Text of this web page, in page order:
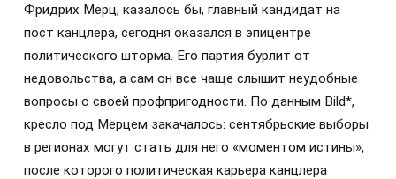
Фридрих Мерц, казалось бы, главный кандидат на
пост канцлера, сегодня оказался в эпицентре
политического шторма. Его партия бурлит от
недовольства, а сам он все чаще слышит неудобные
вопросы о своей профпригодности. По данным Bild*,
кресло под Мерцем закачалось: сентябрьские выборы
в регионах могут стать для него «моментом истины»,
после которого политическая карьера канцлера